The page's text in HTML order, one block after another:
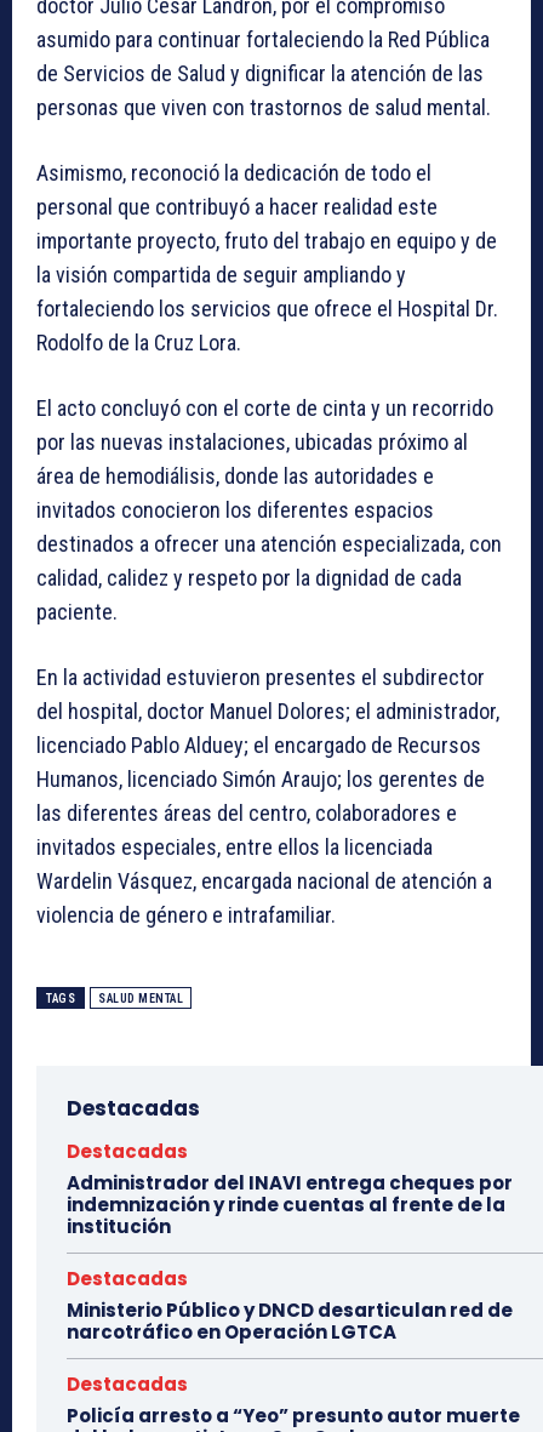
doctor Julio César Landrón, por el compromiso
asumido para continuar fortaleciendo la Red Pública
de Servicios de Salud y dignificar la atención de las
personas que viven con trastornos de salud mental.
Asimismo, reconoció la dedicación de todo el
personal que contribuyó a hacer realidad este
importante proyecto, fruto del trabajo en equipo y de
la visión compartida de seguir ampliando y
fortaleciendo los servicios que ofrece el Hospital Dr.
Rodolfo de la Cruz Lora.
El acto concluyó con el corte de cinta y un recorrido
por las nuevas instalaciones, ubicadas próximo al
área de hemodiálisis, donde las autoridades e
invitados conocieron los diferentes espacios
destinados a ofrecer una atención especializada, con
calidad, calidez y respeto por la dignidad de cada
paciente.
En la actividad estuvieron presentes el subdirector
del hospital, doctor Manuel Dolores; el administrador,
licenciado Pablo Alduey; el encargado de Recursos
Humanos, licenciado Simón Araujo; los gerentes de
las diferentes áreas del centro, colaboradores e
invitados especiales, entre ellos la licenciada
Wardelin Vásquez, encargada nacional de atención a
violencia de género e intrafamiliar.
TAGS SALUD MENTAL
Destacadas
Destacadas
Administrador del INAVI entrega cheques por
indemnización y rinde cuentas al frente de la
institución
Destacadas
Ministerio Público y DNCD desarticulan red de
narcotráfico en Operación LGTCA
Destacadas
Policía arresto a “Yeo” presunto autor muerte